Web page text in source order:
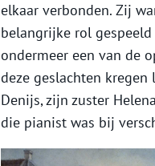
elkaar verbonden. Zij
belangrijke rol gespeeld
ondermeer een van de
deze geslachten
Denijs, zijn zuster
die pianist was bij